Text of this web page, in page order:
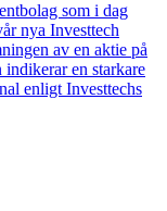
som i dag
nya Investtech
av en aktie på
en starkare
enligt Investtechs